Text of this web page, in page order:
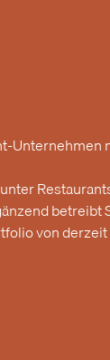
betreibt
von